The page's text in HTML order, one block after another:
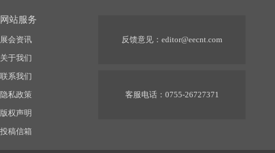
网站服务
展会资讯
关于我们
联系我们
隐私政策
版权声明
投稿信箱
反馈意见： editor@eecnt.com
客服电话：0755-26727371